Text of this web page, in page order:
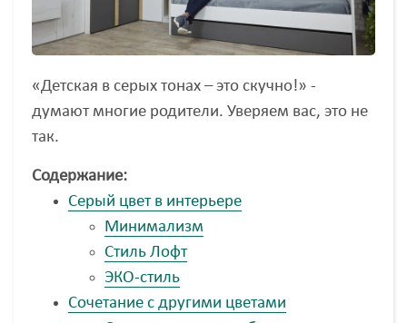
«Детская в серых тонах – это скучно!» -
думают многие родители. Уверяем вас, это не
так.
Содержание:
Серый цвет в интерьере
Минимализм
Стиль Лофт
ЭКО-стиль
Сочетание с другими цветами